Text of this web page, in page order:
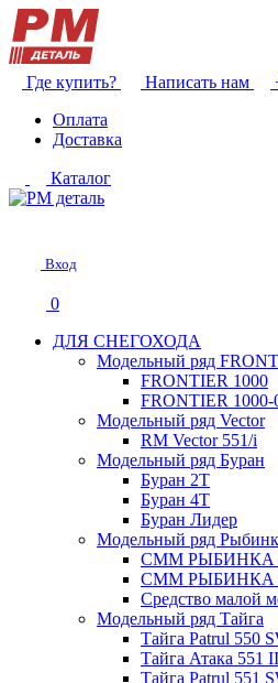
Где купить? Написать нам
Оплата
Доставка
Каталог
Вход
0
ДЛЯ СНЕГОХОДА
Модельный ряд
FRONTIER 1000
FRONTIER
Модельный ряд Vector
RM Vector 551/i
Модельный ряд Буран
Буран 2Т
Буран 4Т
Буран Лидер
Модельный ряд
СММ РЫБИНКА
СММ РЫБИНКА
Средство малой
Модельный ряд Тайга
Тайга Patrul 550
Тайга Атака 551 II
Тайга Patrul 551